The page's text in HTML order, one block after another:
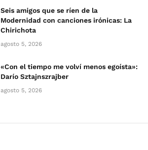
Seis amigos que se ríen de la
Modernidad con canciones irónicas: La
Chirichota
agosto 5, 2026
«Con el tiempo me volví menos egoísta»:
Darío Sztajnszrajber
agosto 5, 2026